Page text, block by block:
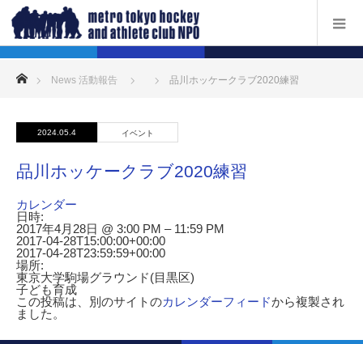
ホーム
News 活動報告 品川ホッケークラブ2020練習
2024.05.4 イベント
品川ホッケークラブ2020練習
カレンダー
日時:
2017年4月28日 @ 3:00 PM – 11:59 PM
2017-04-28T15:00:00+00:00
2017-04-28T23:59:59+00:00
場所:
東京大学駒場グラウンド(目黒区)
子ども育成
この投稿は、別のサイトのカレンダーフィードから複製され
ました。